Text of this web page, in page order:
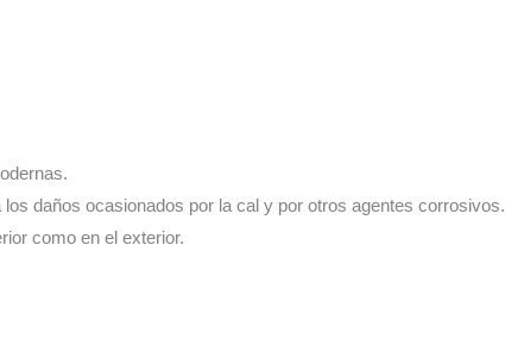
daños ocasionados por la cal y por otros agentes corrosivos.
como en el exterior.